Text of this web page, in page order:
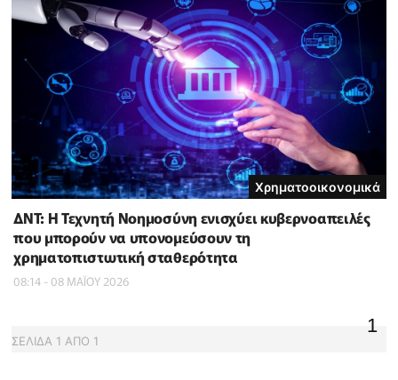
Χρηματοοικονομικά
ΔΝΤ: Η Τεχνητή Νοημοσύνη ενισχύει κυβερνοαπειλές
που μπορούν να υπονομεύσουν τη
χρηματοπιστωτική σταθερότητα
08:14 - 08 ΜΑΪ́ΟΥ 2026
ΣΕΛΙΔΑ 1 ΑΠΟ 1
1